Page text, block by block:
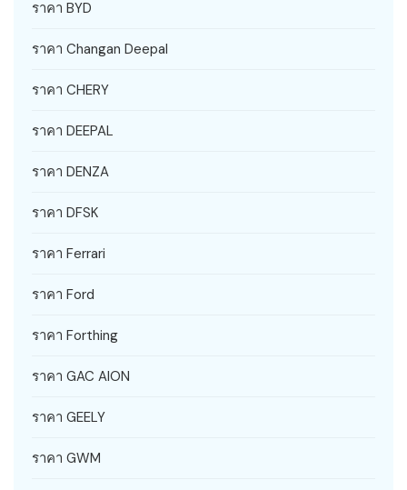
ราคา BYD
ราคา Changan Deepal
ราคา CHERY
ราคา DEEPAL
ราคา DENZA
ราคา DFSK
ราคา Ferrari
ราคา Ford
ราคา Forthing
ราคา GAC AION
ราคา GEELY
ราคา GWM